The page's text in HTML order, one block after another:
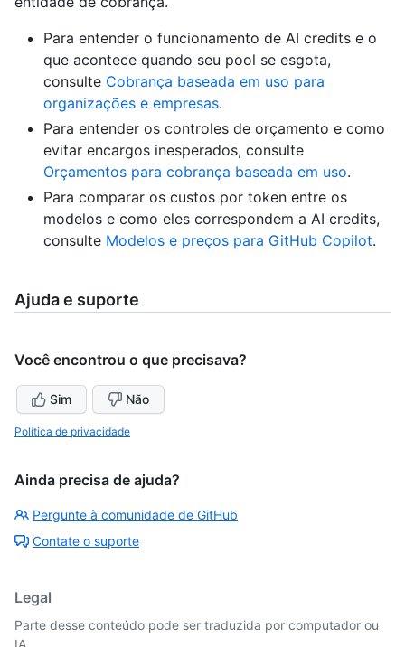
Para entender o funcionamento de AI credits e o
que acontece quando seu pool se esgota,
consulte Cobrança baseada em uso para
organizações e empresas.
Para entender os controles de orçamento e como
evitar encargos inesperados, consulte
Orçamentos para cobrança baseada em uso.
Para comparar os custos por token entre os
modelos e como eles correspondem a AI credits,
consulte Modelos e preços para GitHub Copilot.
Ajuda e suporte
Você encontrou o que precisava?
Sim Não
Política de privacidade
Ainda precisa de ajuda?
Pergunte à comunidade de GitHub
Contate o suporte
Legal
Parte desse conteúdo pode ser traduzida por computador ou